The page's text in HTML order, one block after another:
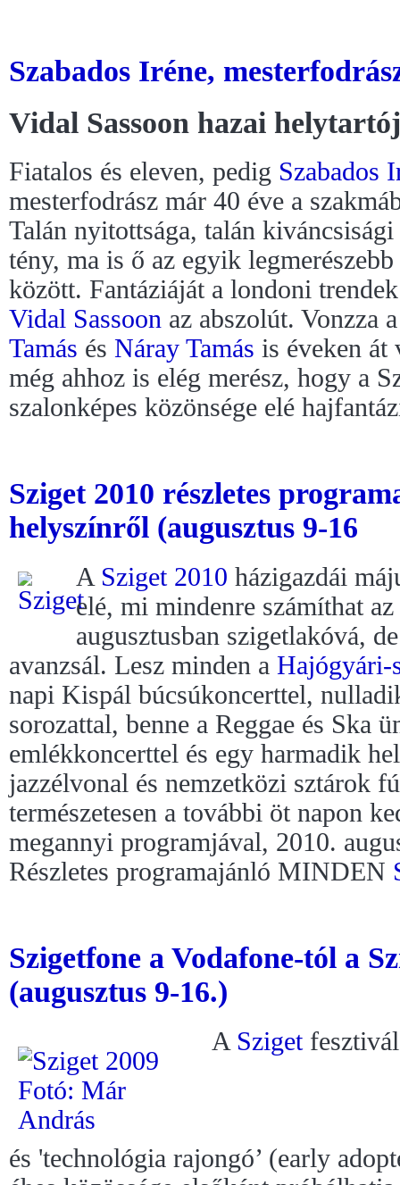
Szabados Iréne,
Vidal Sassoon hazai
Fiatalos és eleven, pedig Szabados
mesterfodrász már 40 éve a
Talán nyitottsága, talán
tény, ma is ő az egyik
között. Fantáziáját a londoni
Vidal Sassoon az abszolút. Vonzza
Tamás és Náray Tamás is éveken át
még ahhoz is elég merész, hogy a
szalonképes közönsége elé
Sziget 2010 részletes
helyszínről (augusztus 9-16
A Sziget 2010 házigazdái
elé, mi mindenre számíthat
augusztusban szigetlakóvá,
avanzsál. Lesz minden a Hajógyári-
napi Kispál búcsúkoncerttel,
sorozattal, benne a Reggae és Ska
emlékkoncerttel és egy harmadik
jazzélvonal és nemzetközi sztárok
természetesen a további öt napon
megannyi programjával, 2010.
Részletes programajánló MINDEN
Szigetfone a Vodafone-tól a
(augusztus 9-16.)
A Szigetfesztivál
és 'technológia rajongó’ (early